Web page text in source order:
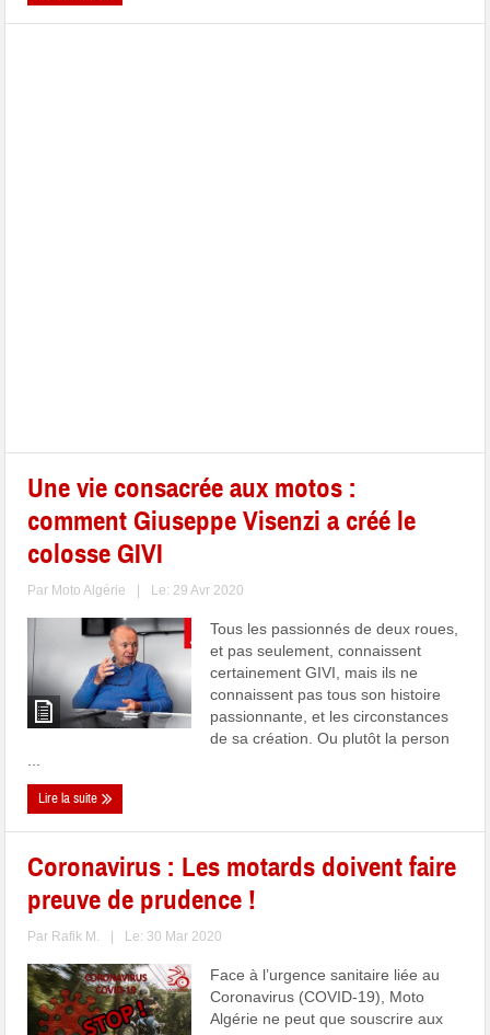
Une vie consacrée aux motos :
comment Giuseppe Visenzi a créé le
colosse GIVI
Par Moto Algérie Le: 29 Avr 2020
Tous les passionnés de deux roues,
et pas seulement, connaissent
certainement GIVI, mais ils ne
connaissent pas tous son histoire
passionnante, et les circonstances
de sa création. Ou plutôt la person
Lire la suite
Coronavirus : Les motards doivent faire
preuve de prudence !
Par Rafik M. Le: 30 Mar 2020
Face à l’urgence sanitaire liée au
Coronavirus (COVID-19), Moto
Algérie ne peut que souscrire aux